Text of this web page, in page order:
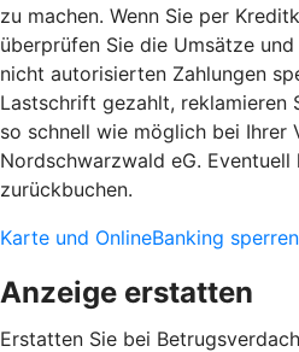
zu machen. Wenn Sie per
überprüfen Sie die Umsätze
nicht autorisierten Zahlungen
Lastschrift gezahlt, reklamieren
so schnell wie möglich bei Ihrer
Nordschwarzwald eG. Eventuell
zurückbuchen.
Karte und OnlineBanking sperren
Anzeige erstatten
Erstatten Sie bei